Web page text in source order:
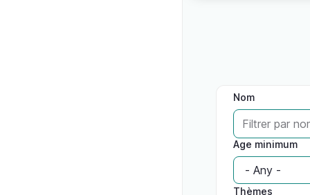
Nom
Age minimum
Thèmes